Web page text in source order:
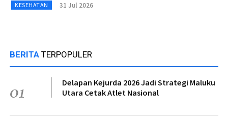
KESEHATAN 31 Jul 2026
BERITA TERPOPULER
01
Delapan Kejurda 2026 Jadi Strategi Maluku
Utara Cetak Atlet Nasional